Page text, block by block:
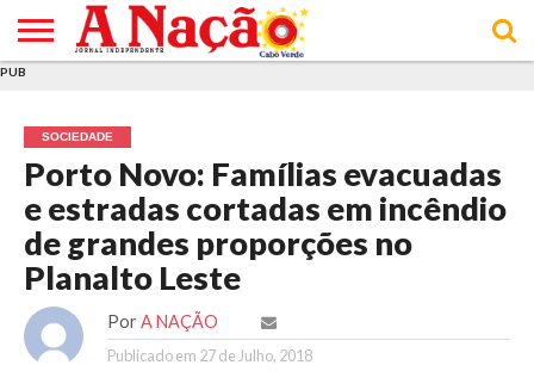
E DE
COOKIES
DE
UTILIZAÇÃO
PUB
SOCIEDADE
Porto Novo: Famílias evacuadas
e estradas cortadas em incêndio
de grandes proporções no
Planalto Leste
Por A NAÇÃO
Publicado em 27 de Julho, 2018